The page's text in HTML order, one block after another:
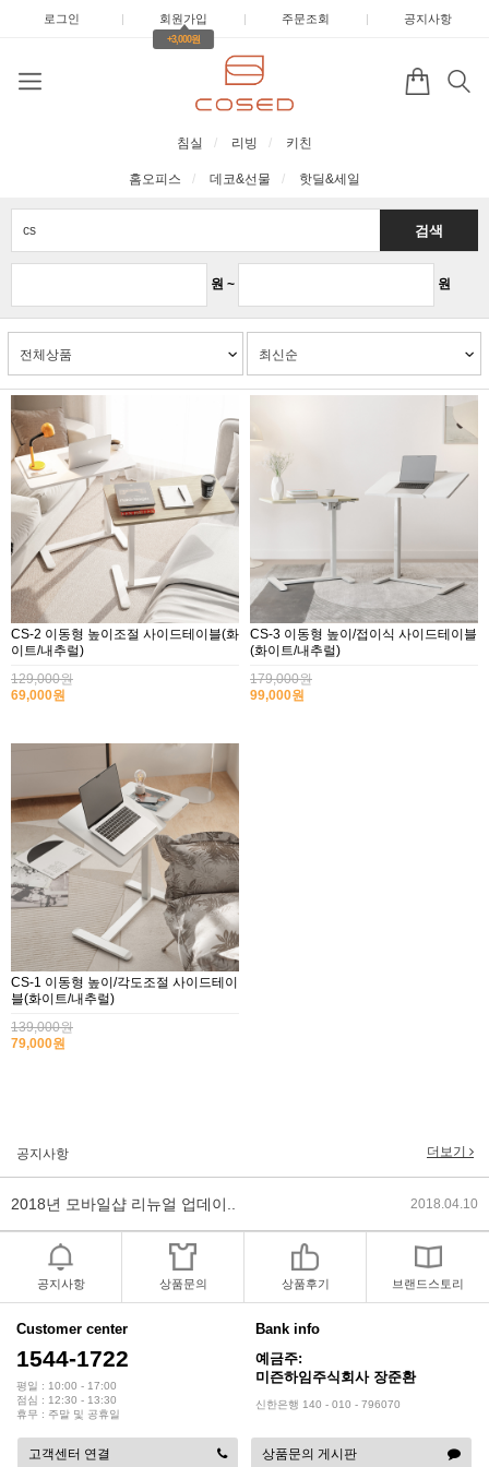
로그인 | 회원가입 |
+3,000원
주문조회 | 공지사항
침실 리빙 키친
홈오피스 데코&선물 핫딜&세일
원 ~ 원
검색
CS-2 이동형 높이조절 사이드테이블(화
이트/내추럴)
129,000원
69,000원
CS-3 이동형 높이/접이식 사이드테이블
(화이트/내추럴)
179,000원
99,000원
CS-1 이동형 높이/각도조절 사이드테이
블(화이트/내추럴)
139,000원
79,000원
공지사항 더보기
2017년 미즌하임 리뉴얼
2019년 설 명절 배송지연 안내
2018년 야휴회 공지[상담/배송조.. 2018.04.10
2018년 모바일샵 리뉴얼 업데이.. 2018.04.10
2017년 미즌하임 리뉴얼
2019년 설 명절 배송지연 안내
공지사항 상품문의 상품후기 브랜드스토리
Customer center
1544-1722
평일 : 10:00 - 17:00
점심 : 12:30 - 13:30
휴무 : 주말 및 공휴일
Bank info
예금주:
미즌하임주식회사 장준환
신한은행 140 - 010 - 796070
고객센터 연결 상품문의 게시판